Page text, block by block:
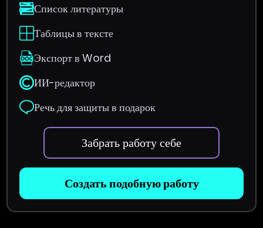
Список литературы
Таблицы в тексте
Экспорт в Word
ИИ-редактор
Речь для защиты в подарок
Забрать работу себе
Создать подобную работу